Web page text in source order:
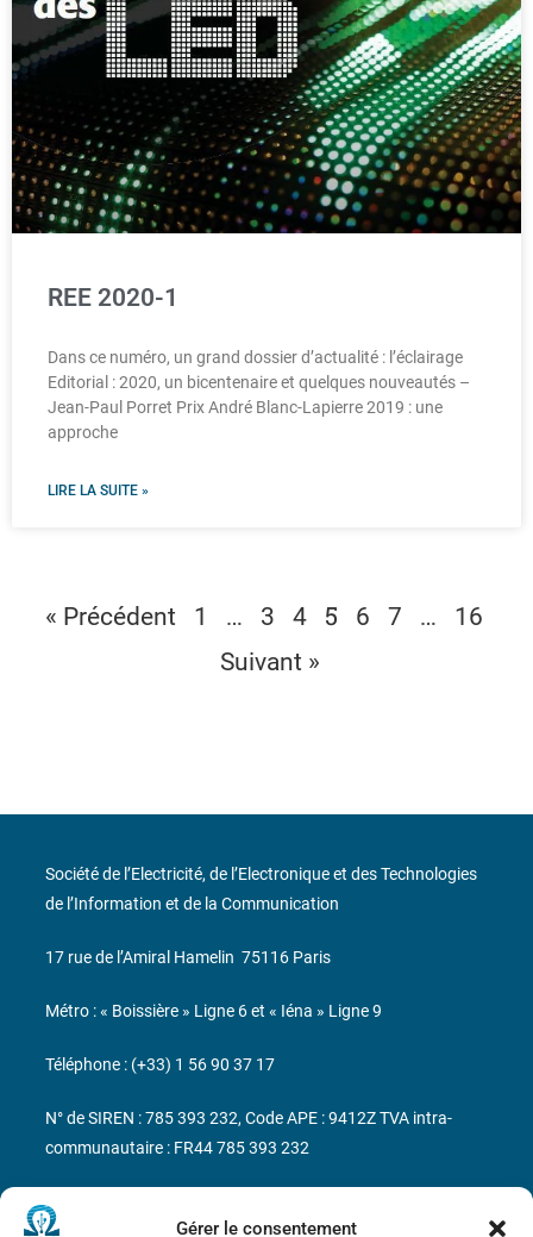
Gérer le consentement
REE 2020-1
Dans ce numéro, un grand dossier d’actualité : l’éclairage
Editorial : 2020, un bicentenaire et quelques nouveautés –
Jean-Paul Porret Prix André Blanc-Lapierre 2019 : une
approche
LIRE LA SUITE »
« Précédent 1 … 3 4 5 6 7 …
16
Suivant »
Bicentenaire des découvertes d’André-
Marie Ampère
Société de l’Electricité, de l’Electronique et des Technologies
de l’Information et de la Communication
17 rue de l’Amiral Hamelin 75116 Paris
Métro : « Boissière » Ligne 6 et « Iéna » Ligne 9
Téléphone : (+33) 1 56 90 37 17
N° de SIREN : 785 393 232, Code APE : 9412Z TVA intra-
communautaire : FR44 785 393 232